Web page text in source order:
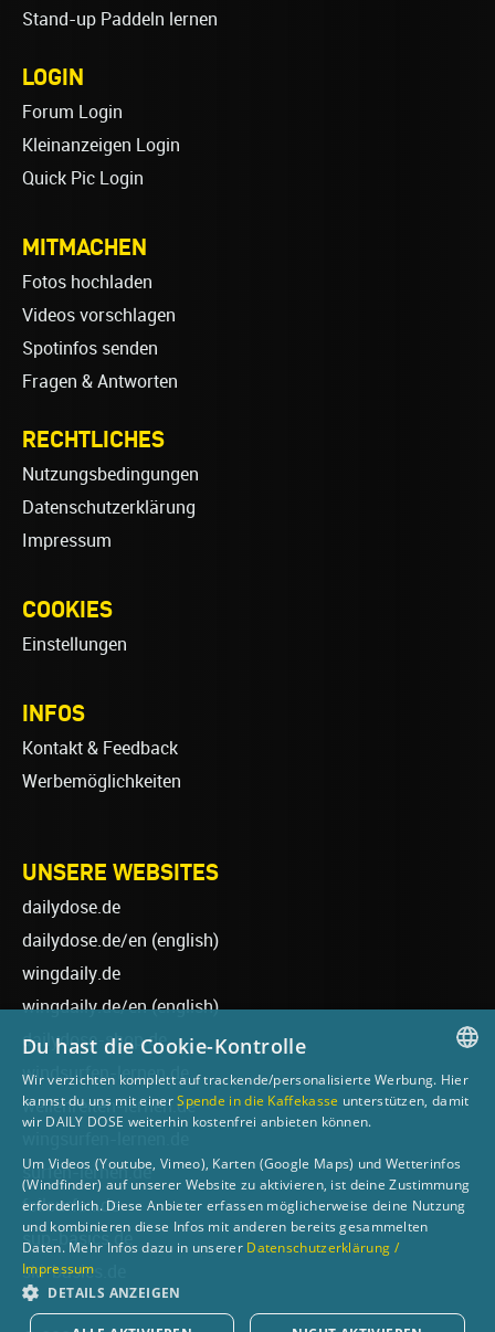
Stand-up Paddeln lernen
LOGIN
Forum Login
Kleinanzeigen Login
Quick Pic Login
MITMACHEN
Fotos hochladen
Videos vorschlagen
Spotinfos senden
Fragen & Antworten
RECHTLICHES
Nutzungsbedingungen
Datenschutzerklärung
Impressum
COOKIES
Einstellungen
INFOS
Kontakt & Feedback
Werbemöglichkeiten
UNSERE WEBSITES
dailydose.de
dailydose.de/en (english)
wingdaily.de
wingdaily.de/en(english)
dailydose-shop.de
windsurfen-lernen.de
wellenreiten-lernen.de
surfen-lernen.de
foilsurfen.de
sup-basics.de
ski-basics.de
GERMAN
Du hast die Cookie-Kontrolle
Wir verzichten komplett auf trackende/personalisierte Werbung. Hier
kannst du uns mit einerSpende in die Kaffekasse unterstützen, damit
wir DAILY DOSE weiterhin kostenfrei anbieten können.
Um Videos (Youtube, Vimeo), Karten (Google Maps) und Wetterinfos
(Windfinder) auf unserer Website zu aktivieren, ist deine Zustimmung
erforderlich. Diese Anbieter erfassen möglicherweise deine Nutzung
und kombinieren diese Infos mit anderen bereits gesammelten
Daten. Mehr Infos dazu in unserer Datenschutzerklärung /
Impressum
DETAILS ANZEIGEN